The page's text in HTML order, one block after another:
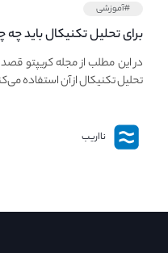
#آموزشی
اولیه تحلیل تکنیکال در مجله
در این مطلب از مجله کریپتو قصد
تحلیل تکنیکال از آن استفاده
نااریب